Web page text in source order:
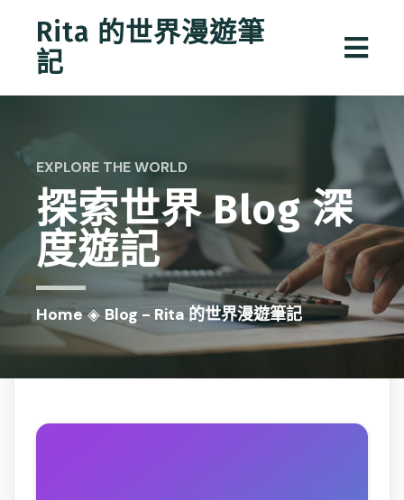
Rita 的世界漫遊筆
記
EXPLORE THE WORLD
探索世界Blog深
度遊記
Home◈Blog - Rita 的世界漫遊筆記